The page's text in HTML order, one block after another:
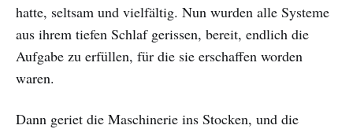
hatte, seltsam und vielfältig. Nun wurden alle Systeme
aus ihrem tiefen Schlaf gerissen, bereit, endlich die
Aufgabe zu erfüllen, für die sie erschaffen worden
waren.
Dann geriet die Maschinerie ins Stocken, und die